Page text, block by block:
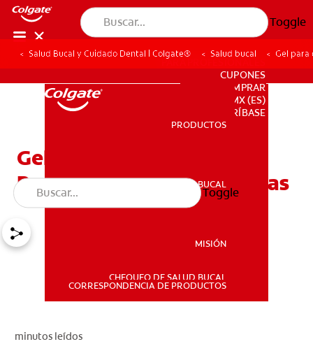
Toggle
PRODUCTOS
SALUD BUCAL
PARA PROFESIONALES
CUPONES
DONDE COMPRAR
MX (ES)
SUSCRÍBASE
PRODUCTOS
SALUD BUCAL
MISIÓN
CHEQUEO DE SALUD BUCAL
CORRESPONDENCIA DE PRODUCTOS
Toggle
Salud Bucal y Cuidado Dental | Colgate® Salud bucal Gel para
Gel para dentición:
Precauciones y alternativas
minutos leídos